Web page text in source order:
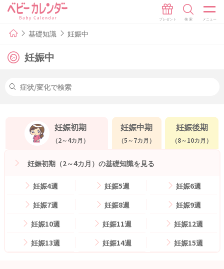
基礎知識 妊娠中
妊娠中
妊娠初期
（2～4カ月）
妊娠中期
（5～7カ月）
妊娠後期
（8～10カ月）
妊娠初期（2～4カ月）の基礎知識を見る
妊娠4週 妊娠5週
妊娠6週
妊娠7週
妊娠8週
妊娠9週
妊娠10週
妊娠11週
妊娠12週
妊娠13週
妊娠14週 妊娠15週